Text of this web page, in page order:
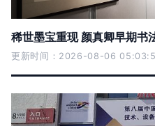
稀世墨宝重现 颜真卿早期书
更新时间：2026-08-06